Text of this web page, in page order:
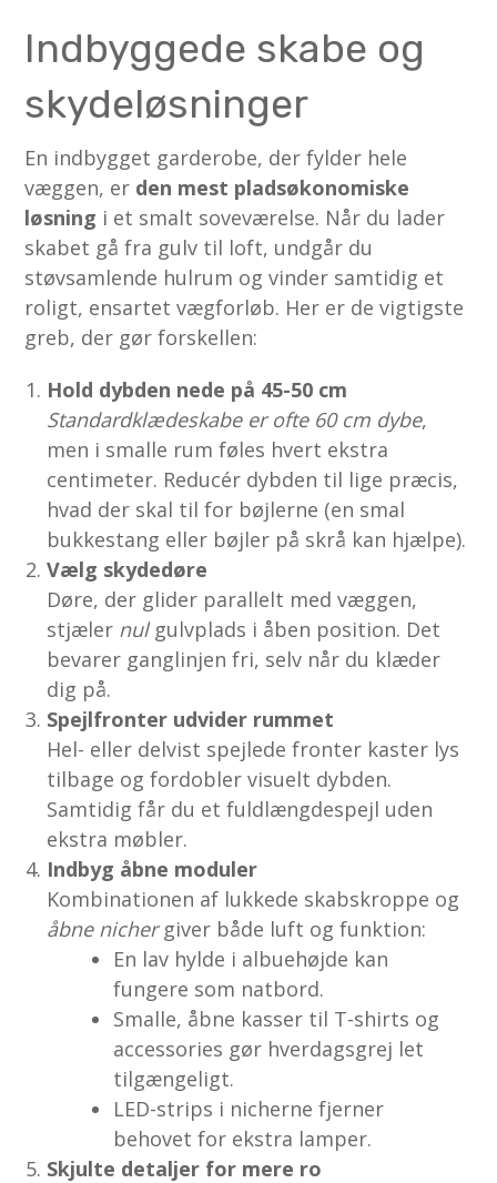
Indbyggede skabe og
skydeløsninger
En indbygget garderobe, der fylder hele
væggen, er den mest pladsøkonomiske
løsning i et smalt soveværelse. Når du lader
skabet gå fra gulv til loft, undgår du
støvsamlende hulrum og vinder samtidig et
roligt, ensartet vægforløb. Her er de vigtigste
greb, der gør forskellen:
Hold dybden nede på 45-50 cm
Standardklædeskabe er ofte 60 cm dybe,
men i smalle rum føles hvert ekstra
centimeter. Reducér dybden til lige præcis,
hvad der skal til for bøjlerne (en smal
bukkestang eller bøjler på skrå kan hjælpe).
Vælg skydedøre
Døre, der glider parallelt med væggen,
stjæler nulgulvplads i åben position. Det
bevarer ganglinjen fri, selv når du klæder
dig på.
Spejlfronter udvider rummet
Hel- eller delvist spejlede fronter kaster lys
tilbage og fordobler visuelt dybden.
Samtidig får du et fuldlængdespejl uden
ekstra møbler.
Indbyg åbne moduler
Kombinationen af lukkede skabskroppe og
åbne nichergiver både luft og funktion:
En lav hylde i albuehøjde kan
fungere som natbord.
Smalle, åbne kasser til T-shirts og
accessories gør hverdagsgrej let
tilgængeligt.
LED-strips i nicherne fjerner
behovet for ekstra lamper.
Skjulte detaljer for mere ro